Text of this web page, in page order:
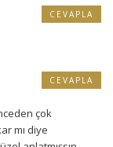
CEVAPLA
çok
mı diye
CEVAPLA